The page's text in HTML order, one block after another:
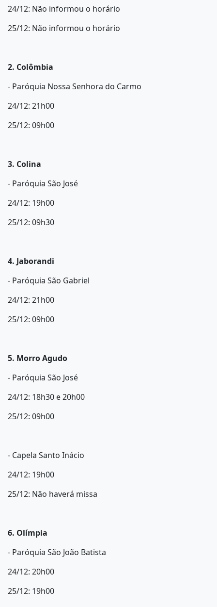
24/12: Não informou o horário
25/12: Não informou o horário
2. Colômbia
- Paróquia Nossa Senhora do Carmo
24/12: 21h00
25/12: 09h00
3. Colina
- Paróquia São José
24/12: 19h00
25/12: 09h30
4. Jaborandi
- Paróquia São Gabriel
24/12: 21h00
25/12: 09h00
5. Morro Agudo
- Paróquia São José
24/12: 18h30 e 20h00
25/12: 09h00
- Capela Santo Inácio
24/12: 19h00
25/12: Não haverá missa
6. Olímpia
- Paróquia São João Batista
24/12: 20h00
25/12: 19h00